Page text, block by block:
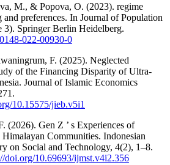
M., & Popova, O. (2023). regime
preferences. In Journal of Population
3). Springer Berlin Heidelberg.
022-00930-0
F. (2025). Neglected
of the Financing Disparity of Ultra-
Journal of Islamic Economics
10.15575/jieb.v5i1
(2026). Gen Z ’ s Experiences of
Communities. Indonesian
on Social and Technology, 4(2), 1–8.
doi.org/10.69693/ijmst.v4i2.356